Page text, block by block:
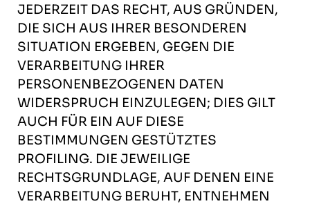
JEDERZEIT DAS RECHT, AUS GRÜNDEN,
DIE SICH AUS IHRER BESONDEREN
SITUATION ERGEBEN, GEGEN DIE
VERARBEITUNG IHRER
PERSONENBEZOGENEN DATEN
WIDERSPRUCH EINZULEGEN; DIES GILT
AUCH FÜR EIN AUF DIESE
BESTIMMUNGEN GESTÜTZTES
PROFILING. DIE JEWEILIGE
RECHTSGRUNDLAGE, AUF DENEN EINE
VERARBEITUNG BERUHT, ENTNEHMEN